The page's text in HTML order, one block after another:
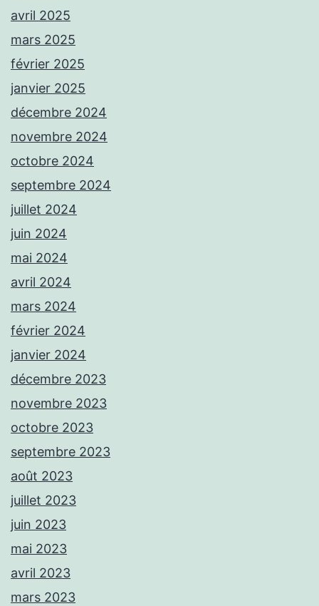
avril 2025
mars 2025
février 2025
janvier 2025
décembre 2024
novembre 2024
octobre 2024
septembre 2024
juillet 2024
juin 2024
mai 2024
avril 2024
mars 2024
février 2024
janvier 2024
décembre 2023
novembre 2023
octobre 2023
septembre 2023
août 2023
juillet 2023
juin 2023
mai 2023
avril 2023
mars 2023